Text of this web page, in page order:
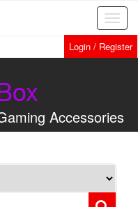
Login / Register
Accessories